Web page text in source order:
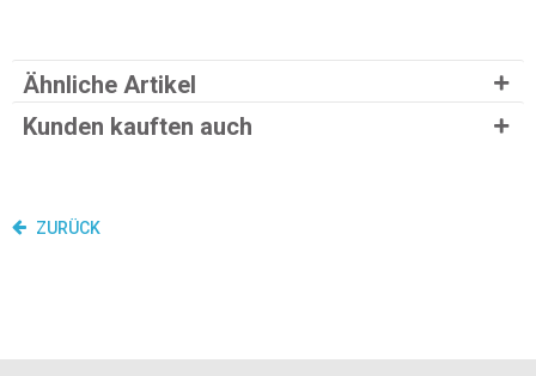
Ähnliche Artikel
Kunden kauften auch
ZURÜCK